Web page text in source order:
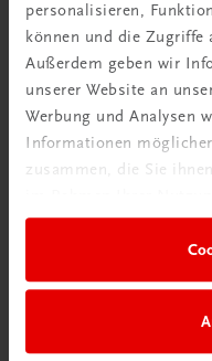
personalisieren,
können und die Zugriffe
Außerdem geben wir
unserer Website an
Werbung und Analysen
Informationen
zusammen, die Sie
Gourmetrestaurant